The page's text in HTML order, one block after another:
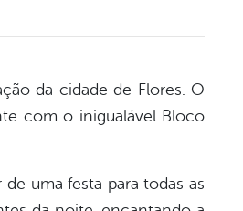
da cidade de Flores. O
com o inigualável Bloco
uma festa para todas as